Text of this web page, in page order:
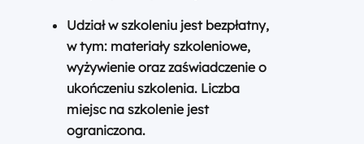
Udział w szkoleniu jest bezpłatny,
w tym: materiały szkoleniowe,
wyżywienie oraz zaświadczenie o
ukończeniu szkolenia. Liczba
miejsc na szkolenie jest
ograniczona.